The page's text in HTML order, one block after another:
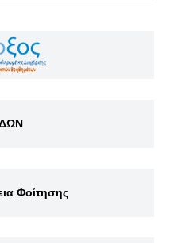
Φοίτησης